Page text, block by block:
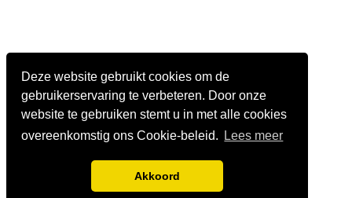
Deze website gebruikt cookies om de
gebruikerservaring te verbeteren. Door onze
website te gebruiken stemt u in met alle cookies
overeenkomstig ons Cookie-beleid.
Lees meer
Akkoord